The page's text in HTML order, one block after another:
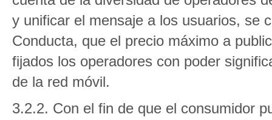
y unificar el mensaje a los usuarios, se
Conducta, que el precio máximo a
fijados los operadores con poder
de la red móvil.
3.2.2. Con el fin de que el consumidor